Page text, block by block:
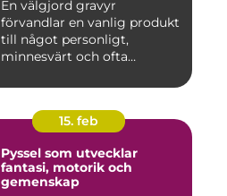
En välgjord gravyr
förvandlar en vanlig produkt
till något personligt,
minnesvärt och ofta
15. feb
Pyssel som utvecklar
fantasi, motorik och
gemenskap